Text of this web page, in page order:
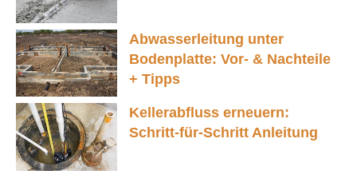
Abwasserleitung unter
Bodenplatte: Vor- & Nachteile
+ Tipps
Kellerabfluss erneuern:
Schritt-für-Schritt Anleitung